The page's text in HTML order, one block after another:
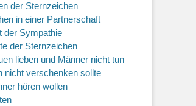
der Sternzeichen
in einer Partnerschaft
der Sympathie
der Sternzeichen
lieben und Männer nicht tun
nicht verschenken sollte
hören wollen